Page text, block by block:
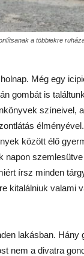
a többiekre
Még egy
gombát is
színeivel, a
között élő
napon
írsz minden
kitalálniuk valami
lakásban. Hány
nem a divatra